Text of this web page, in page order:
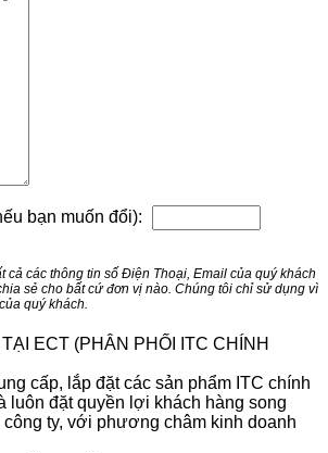
bạn muốn đổi):
cả các thông tin số Điện Thoại, Email của quý khách
sẻ cho bất cứ đơn vị nào. Chúng tôi chỉ sử dụng vì
quý khách.
ECT (PHÂN PHỐI ITC CHÍNH
cấp, lắp đặt các sản phẩm ITC chính
luôn đặt quyền lợi khách hàng song
ty, với phương châm kinh doanh